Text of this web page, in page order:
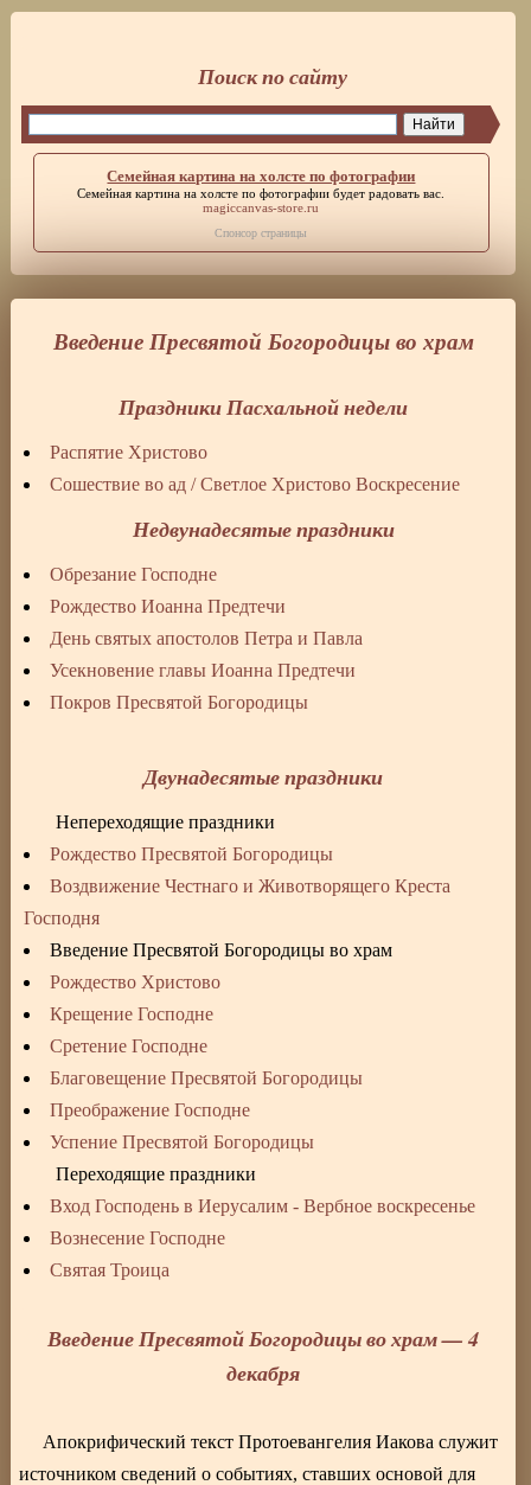
Введение Пресвятой Богородицы во храм
Праздники Пасхальной недели
Распятие Христово
Сошествие во ад / Светлое Христово Воскресение
Недвунадесятые праздники
Обрезание Господне
Рождество Иоанна Предтечи
День святых апостолов Петра и Павла
Усекновение главы Иоанна Предтечи
Покров Пресвятой Богородицы
Двунадесятые праздники
Непереходящие праздники
Рождество Пресвятой Богородицы
Воздвижение Честнаго и Животворящего Креста
Господня
Введение Пресвятой Богородицы во храм
Рождество Христово
Крещение Господне
Сретение Господне
Благовещение Пресвятой Богородицы
Преображение Господне
Успение Пресвятой Богородицы
Переходящие праздники
Вход Господень в Иерусалим - Вербное воскресенье
Вознесение Господне
Святая Троица
Введение Пресвятой Богородицы во храм — 4
декабря
Апокрифический текст Протоевангелия Иакова служит
источником сведений о событиях, ставших основой для
Поиск по сайту
Семейная картина на холсте по фотографии
Семейная картина на холсте по фотографии будет радовать вас.
magiccanvas-store.ru
Спонсор страницы